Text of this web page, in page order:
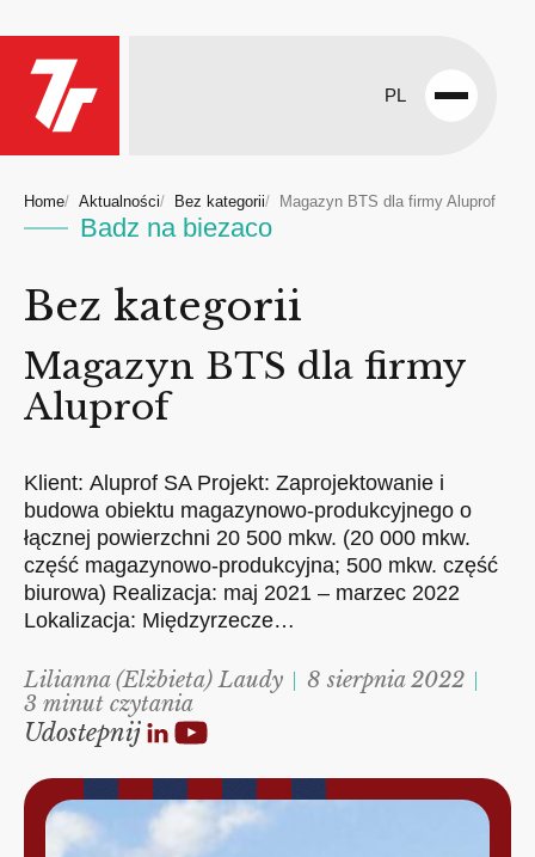
PL
Open
Home Aktualności Bez kategorii Magazyn BTS dla firmy Aluprof
Badz na biezaco
Bez kategorii
Magazyn BTS dla firmy
Aluprof
Klient: Aluprof SA Projekt: Zaprojektowanie i
budowa obiektu magazynowo-produkcyjnego o
łącznej powierzchni 20 500 mkw. (20 000 mkw.
część magazynowo-produkcyjna; 500 mkw. część
biurowa) Realizacja: maj 2021 – marzec 2022
Lokalizacja: Międzyrzecze…
Lilianna (Elżbieta) Laudy
8 sierpnia 2022
3 minut czytania
Udostepnij